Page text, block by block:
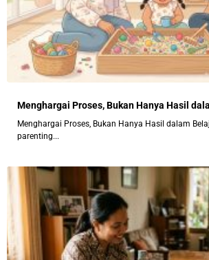
Menghargai Proses, Bukan Hanya Hasil
Menghargai Proses, Bukan Hanya Hasil dalam
parenting...